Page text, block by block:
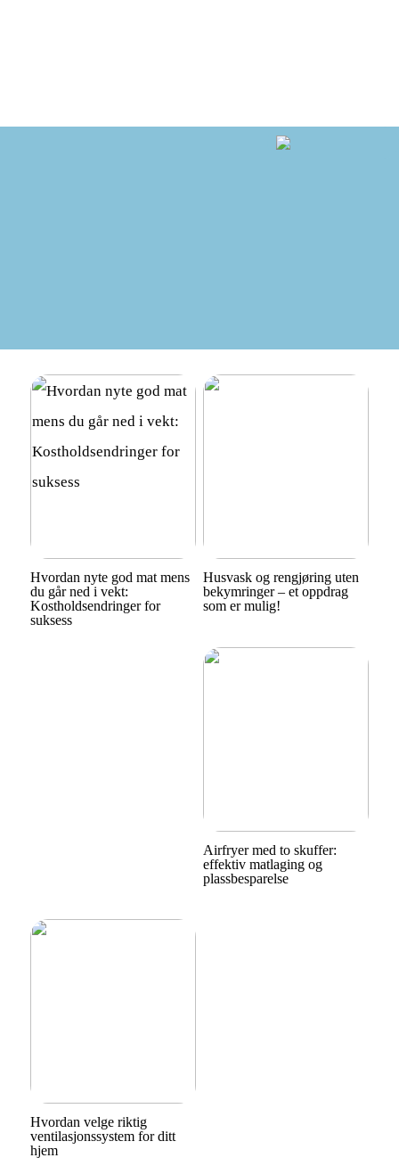
Hvordan nyte god mat mens
du går ned i vekt:
Kostholdsendringer for
suksess
Husvask og rengjøring uten
bekymringer – et oppdrag
som er mulig!
Airfryer med to skuffer:
effektiv matlaging og
plassbesparelse
Hvordan velge riktig
ventilasjonssystem for ditt
hjem